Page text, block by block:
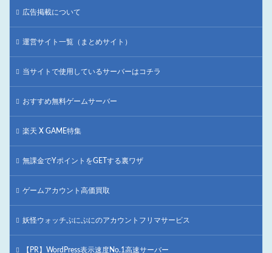
広告掲載について
運営サイト一覧（まとめサイト）
当サイトで使用しているサーバーはコチラ
おすすめ無料ゲームサーバー
楽天 X GAME特集
無課金でYポイントをGETする裏ワザ
ゲームアカウント高価買取
妖怪ウォッチぷにぷにのアカウントフリマサービス
【PR】WordPress表示速度No.1高速サーバー